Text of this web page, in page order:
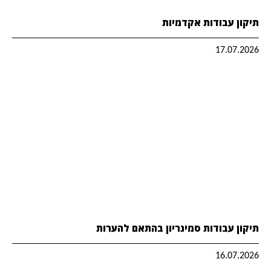
תיקון עבודות אקדמיות
17.07.2026
תיקון עבודות סמינריון בהתאם להערות
16.07.2026